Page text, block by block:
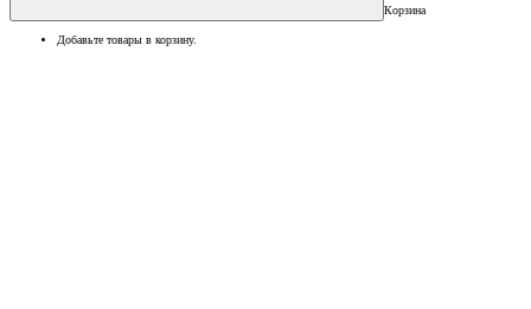
Корзина
Добавьте товары в корзину.